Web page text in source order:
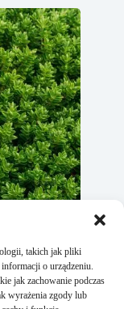
takich jak pliki
o urządzeniu.
jak zachowanie podczas
wyrażenia zgody lub